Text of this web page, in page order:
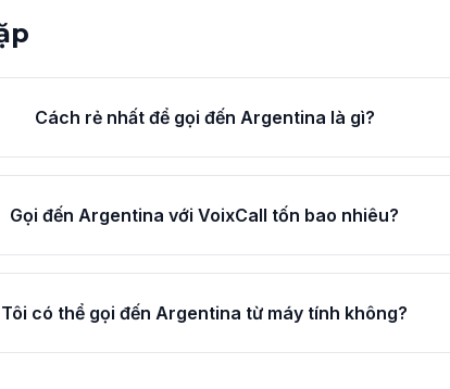
Cách rẻ nhất để gọi đến Argentina là gì?
Gọi đến Argentina với VoixCall tốn bao nhiêu?
Tôi có thể gọi đến Argentina từ máy tính không?